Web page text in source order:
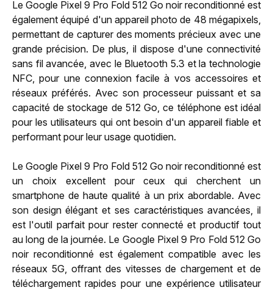
Le Google Pixel 9 Pro Fold 512 Go noir reconditionné est
également équipé d'un appareil photo de 48 mégapixels,
permettant de capturer des moments précieux avec une
grande précision. De plus, il dispose d'une connectivité
sans fil avancée, avec le Bluetooth 5.3 et la technologie
NFC, pour une connexion facile à vos accessoires et
réseaux préférés. Avec son processeur puissant et sa
capacité de stockage de 512 Go, ce téléphone est idéal
pour les utilisateurs qui ont besoin d'un appareil fiable et
performant pour leur usage quotidien.
Le Google Pixel 9 Pro Fold 512 Go noir reconditionné est
un choix excellent pour ceux qui cherchent un
smartphone de haute qualité à un prix abordable. Avec
son design élégant et ses caractéristiques avancées, il
est l'outil parfait pour rester connecté et productif tout
au long de la journée. Le Google Pixel 9 Pro Fold 512 Go
noir reconditionné est également compatible avec les
réseaux 5G, offrant des vitesses de chargement et de
téléchargement rapides pour une expérience utilisateur